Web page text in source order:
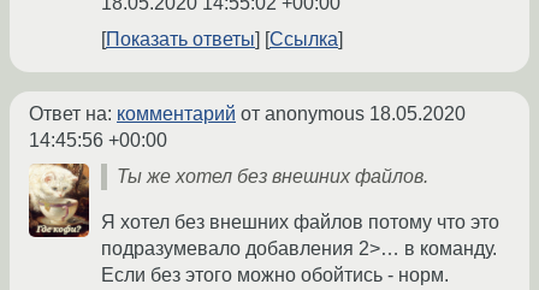
Показать ответы
Ссылка
Ответ на: комментарий от anonymous 18.05.2020
14:45:56 +00:00
Ты же хотел без внешних файлов.
Я хотел без внешних файлов потому что это
подразумевало добавления 2>… в команду.
Если без этого можно обойтись - норм.